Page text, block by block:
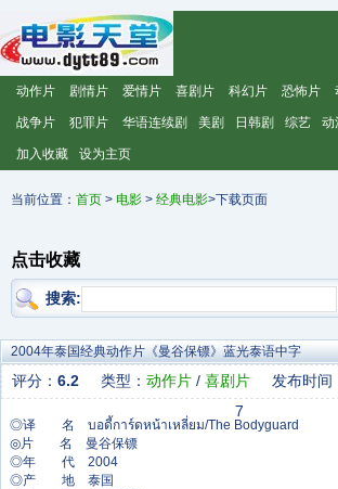
动作片 剧情片 爱情片 喜剧片 科幻片 恐怖片
战争片 犯罪片 华语连续剧 美剧 日韩剧 综艺 动
加入收藏 设为主页
当前位置： 首页 > 电影 > 经典电影>下载页面
点击收藏
搜索:
2004年泰国经典动作片《曼谷保镖》蓝光泰语中字
评分： 6.2 类型： 动作片 / 喜剧片
发布时
7
◎译 名 บอดี้การ์ดหน้าเหลี่ยม/The Bodyguard
◎片 名 曼谷保镖
◎年 代 2004
◎产 地 泰国